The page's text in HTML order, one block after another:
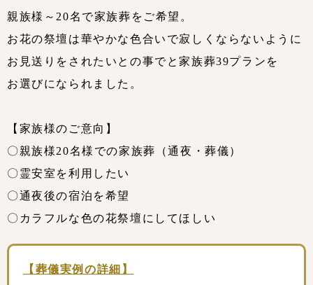
親族様～20名で家族葬をご希望。
お花の祭壇は華やかな色合いで寂しくならないように
お見送りをされたいとの事でと家族葬39プランを
お選びになられました。
【家族様のご意向】
〇親族様20名様での家族葬（通夜・葬儀）
〇霊安室を利用したい
〇通夜後の宿泊を希望
〇カラフルな色の花祭壇にしてほしい
【葬儀実例の詳細】